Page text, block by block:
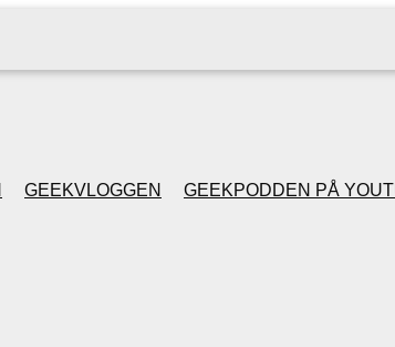
GEEKVLOGGEN GEEKPODDEN PÅ